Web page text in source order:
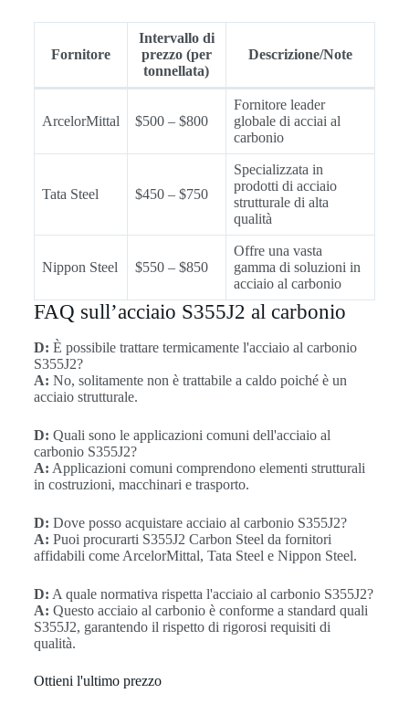
Fornitore
Intervallo di
prezzo (per
tonnellata)
Descrizione/Note
ArcelorMittal $500 – $800
Fornitore leader
globale di acciai al
carbonio
Tata Steel $450 – $750
Specializzata in
prodotti di acciaio
strutturale di alta
qualità
Nippon Steel $550 – $850
Offre una vasta
gamma di soluzioni in
acciaio al carbonio
FAQ sull’acciaio S355J2 al carbonio
D: È possibile trattare termicamente l'acciaio al carbonio
S355J2?
A: No, solitamente non è trattabile a caldo poiché è un
acciaio strutturale.
D: Quali sono le applicazioni comuni dell'acciaio al
carbonio S355J2?
A: Applicazioni comuni comprendono elementi strutturali
in costruzioni, macchinari e trasporto.
D: Dove posso acquistare acciaio al carbonio S355J2?
A: Puoi procurarti S355J2 Carbon Steel da fornitori
affidabili come ArcelorMittal, Tata Steel e Nippon Steel.
D: A quale normativa rispetta l'acciaio al carbonio S355J2?
A: Questo acciaio al carbonio è conforme a standard quali
S355J2, garantendo il rispetto di rigorosi requisiti di
qualità.
Ottieni l'ultimo prezzo